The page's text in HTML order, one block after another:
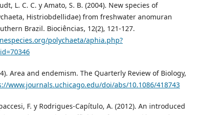
L. C. C. y Amato, S. B. (2004). New species of
Histriobdellidae) from freshwater anomuran
Brazil. Biociências, 12(2), 121-127.
polychaeta/aphia.php?
Area and endemism. The Quarterly Review of Biology,
www.journals.uchicago.edu/doi/abs/10.1086/418743
F. y Rodrigues-Capítulo, A. (2012). An introduced